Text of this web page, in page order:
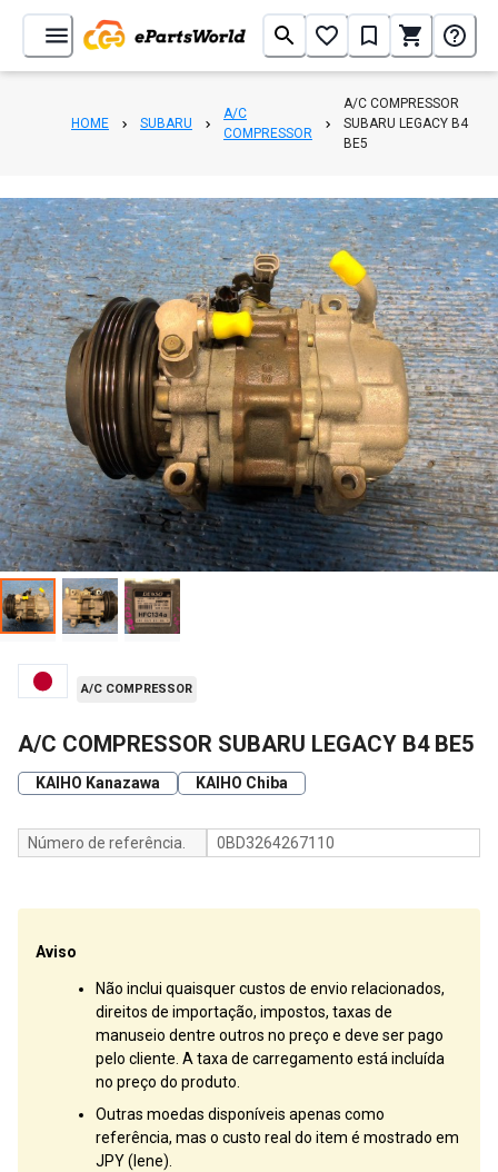
HOME SUBARU
A/C
COMPRESSOR
A/C COMPRESSOR
SUBARU LEGACY B4
BE5
1/3
A/C COMPRESSOR
A/C COMPRESSOR SUBARU LEGACY B4 BE5
KAIHO Kanazawa KAIHO Chiba
Número de referência. 0BD3264267110
Aviso
Não inclui quaisquer custos de envio relacionados,
direitos de importação, impostos, taxas de
manuseio dentre outros no preço e deve ser pago
pelo cliente. A taxa de carregamento está incluída
no preço do produto.
Outras moedas disponíveis apenas como
referência, mas o custo real do item é mostrado em
JPY (Iene).